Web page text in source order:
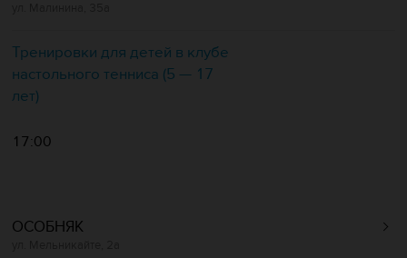
Тренировки для детей в клубе
настольного тенниса (5 — 17
лет)
17:00
ОСОБНЯК